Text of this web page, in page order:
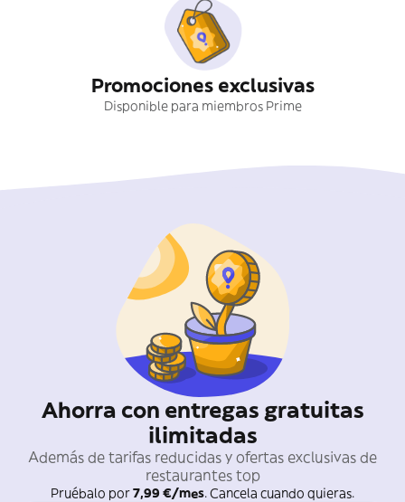
Promociones exclusivas
Disponible para miembros Prime
Ahorra con entregas gratuitas
ilimitadas
Además de tarifas reducidas y ofertas exclusivas de
restaurantes top
Pruébalo por7,99 €/mes. Cancela cuando quieras.